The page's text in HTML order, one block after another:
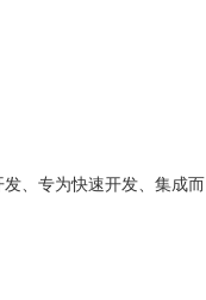
、专为快速开发、集成而